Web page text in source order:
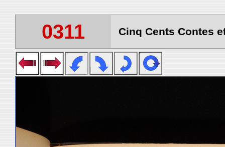
0311 Cinq Cents Contes